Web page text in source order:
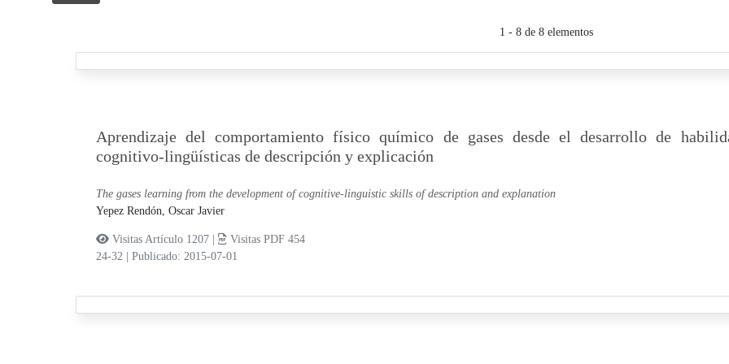
1 - 8 de 8 elementos
Aprendizaje del comportamiento físico químico de gases desde el desarrollo de
cognitivo-lingüísticas de descripción y explicación
The gases learning from the development of cognitive-linguistic skills of description and explanation
Yepez Rendón, Oscar Javier
Visitas Artículo 1207 |
Visitas PDF 454
24-32
Publicado: 2015-07-01